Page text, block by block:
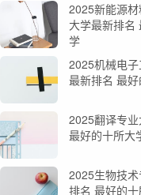
2025新能源
大学最新排名
学
2025机械电
最新排名 最
2025翻译专
最好的十所大
2025生物技
排名 最好的